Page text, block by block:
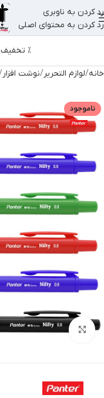
رد کردن به ناوبری
رد کردن به محتوای اصلی
%
خانه لوازم التحریر نوشت افزار
ناموجود
بزرگنمایی تصویر